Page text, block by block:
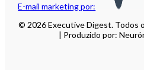
E-mail marketing por:
© 2026 Executive Digest. Todos
| Produzido por: